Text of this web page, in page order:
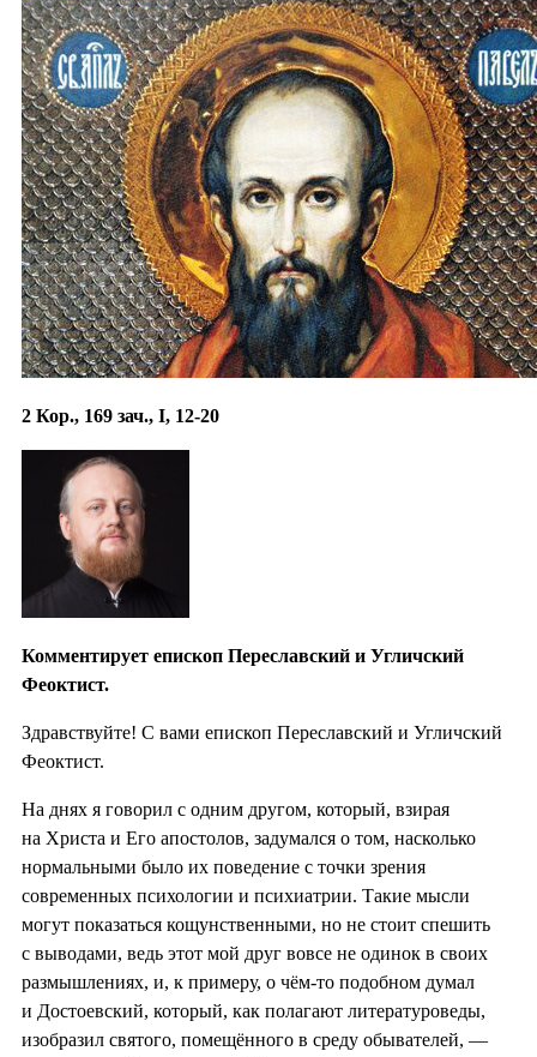
2 Кор., 169 зач., I, 12-20
Комментирует епископ Переславский и Угличский
Феоктист.
Здравствуйте! С вами епископ Переславский и Угличский
Феоктист.
На днях я говорил с одним другом, который, взирая
на Христа и Его апостолов, задумался о том, насколько
нормальными было их поведение с точки зрения
современных психологии и психиатрии. Такие мысли
могут показаться кощунственными, но не стоит спешить
с выводами, ведь этот мой друг вовсе не одинок в своих
размышлениях, и, к примеру, о чём-то подобном думал
и Достоевский, который, как полагают литературоведы,
изобразил святого, помещённого в среду обывателей, —